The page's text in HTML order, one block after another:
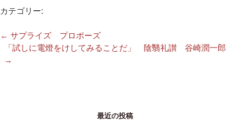
カテゴリー:
← サプライズ プロポーズ
「試しに電燈をけしてみることだ」 陰翳礼讃 谷崎潤一郎
→
最近の投稿